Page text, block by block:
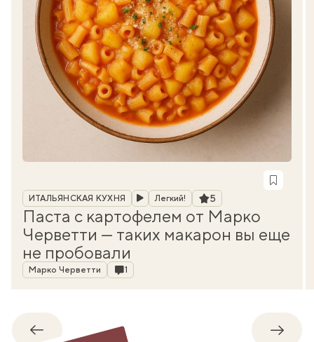
Рубрика
ИТАЛЬЯНСКАЯ КУХНЯ Легкий! Рейтинг
5
Паста с картофелем от Марко
Черветти — таких макарон вы еще
не пробовали
Автор
Марко Черветти Комментарии
1
Обратно